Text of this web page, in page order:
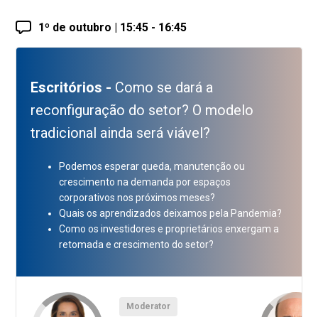
1º de outubro | 15:45 - 16:45
Escritórios - Como se dará a
reconfiguração do setor? O modelo
tradicional ainda será viável?
Podemos esperar queda, manutenção ou
crescimento na demanda por espaços
corporativos nos próximos meses?
Quais os aprendizados deixamos pela Pandemia?
Como os investidores e proprietários enxergam a
retomada e crescimento do setor?
Moderator